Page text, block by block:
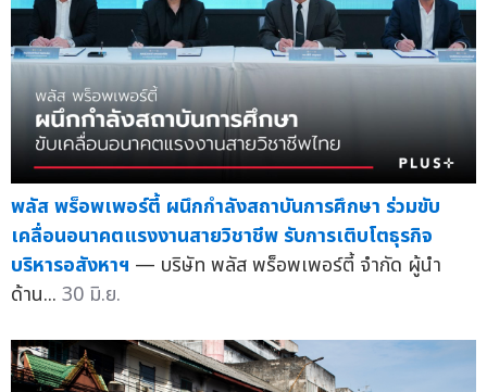
พลัส พร็อพเพอร์ตี้ ผนึกกำลังสถาบันการศึกษา ร่วมขับ
เคลื่อนอนาคตแรงงานสายวิชาชีพ รับการเติบโตธุรกิจ
บริหารอสังหาฯ — บริษัท พลัส พร็อพเพอร์ตี้ จำกัด ผู้นำ
ด้าน... 30 มิ.ย.